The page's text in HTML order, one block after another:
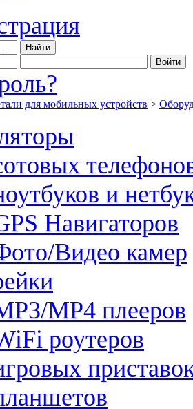
для мобильных устройств >
и
Навигаторов
Видео камер
MP4 плееров
роутеров